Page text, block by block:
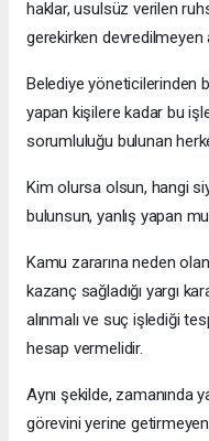
haklar, usulsüz verilen
gerekirken
Belediye yöneticilerinden
yapan kişilere kadar bu
sorumluluğu bulunan
Kim olursa olsun, hangi
bulunsun, yanlış yapan
Kamu zararına neden
kazanç sağladığı yargı
alınmalı ve suç işlediği
hesap vermelidir.
Aynı şekilde, zamanında
görevini yerine